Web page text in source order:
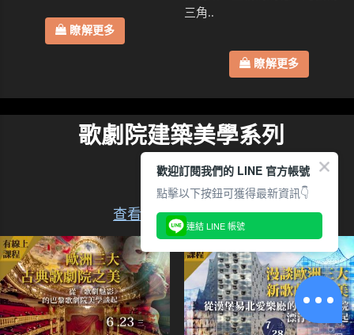
瞭解更多
三角..
瞭解更多
歌劇院建築美學系列
共３堂
查看本系列所有講座
歡迎訂閱我們的 LINE 官方帳號
點擊以下按鈕可獲得最新資訊👇
連結 LINE 帳號